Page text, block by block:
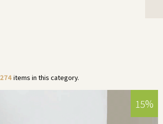
274items in this category.
15%